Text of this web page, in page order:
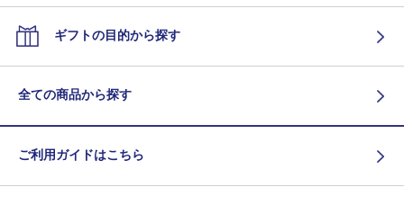
ギフトの目的から探す
全ての商品から探す
ご利用ガイドはこちら